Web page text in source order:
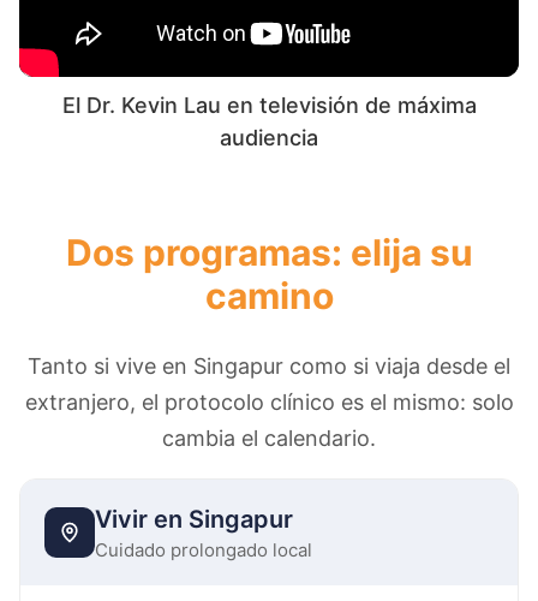
El Dr. Kevin Lau en televisión de máxima
audiencia
Dos programas: elija su
camino
Tanto si vive en Singapur como si viaja desde el
extranjero, el protocolo clínico es el mismo: solo
cambia el calendario.
Vivir en Singapur
Cuidado prolongado local